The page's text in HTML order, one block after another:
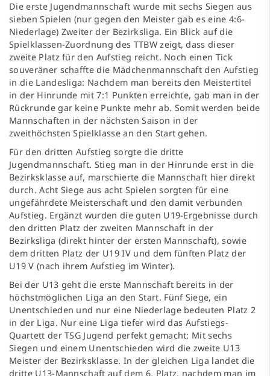
Die erste Jugendmannschaft wurde mit sechs Siegen aus
sieben Spielen (nur gegen den Meister gab es eine 4:6-
Niederlage) Zweiter der Bezirksliga. Ein Blick auf die
Spielklassen-Zuordnung des TTBW zeigt, dass dieser
zweite Platz für den Aufstieg reicht. Noch einen Tick
souveräner schaffte die Mädchenmannschaft den Aufstieg
in die Landesliga: Nachdem man bereits den Meistertitel
in der Hinrunde mit 7:1 Punkten erreichte, gab man in der
Rückrunde gar keine Punkte mehr ab. Somit werden beide
Mannschaften in der nächsten Saison in der
zweithöchsten Spielklasse an den Start gehen.
Für den dritten Aufstieg sorgte die dritte
Jugendmannschaft. Stieg man in der Hinrunde erst in die
Bezirksklasse auf, marschierte die Mannschaft hier direkt
durch. Acht Siege aus acht Spielen sorgten für eine
ungefährdete Meisterschaft und den damit verbunden
Aufstieg. Ergänzt wurden die guten U19-Ergebnisse durch
den dritten Platz der zweiten Mannschaft in der
Bezirksliga (direkt hinter der ersten Mannschaft), sowie
dem dritten Platz der U19 IV und dem fünften Platz der
U19 V (nach ihrem Aufstieg im Winter).
Bei der U13 geht die erste Mannschaft bereits in der
höchstmöglichen Liga an den Start. Fünf Siege, ein
Unentschieden und nur eine Niederlage bedeuten Platz 2
in der Liga. Nur eine Liga tiefer wird das Aufstiegs-
Quartett der TSG Jugend perfekt gemacht: Mit sechs
Siegen und einem Unentschieden wird die zweite U13
Meister der Bezirksklasse. In der gleichen Liga landet die
dritte U13-Mannschaft auf dem 6. Platz, nachdem man im